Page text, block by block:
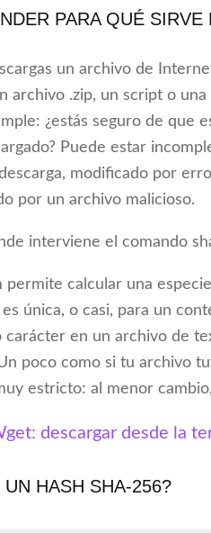
PARA QUÉ
un archivo de
archivo .zip, un script o
¿estás seguro de que
Puede estar
modificado por
por un archivo malicioso.
interviene el comando
permite calcular una
es única, o casi, para un
carácter en un archivo de
poco como si tu archivo
estricto: al menor
descargar desde la
HASH SHA-256?